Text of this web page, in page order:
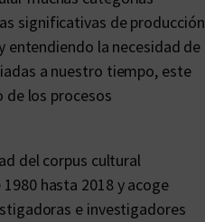
significativas de producción
entendiendo la necesidad de
a nuestro tiempo, este
de los procesos
del corpus cultural
hasta 2018 y acoge
e investigadores